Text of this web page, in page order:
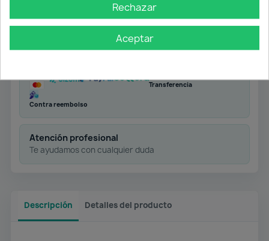
Desde 50 € en península
Transferencia
Contra reembolso
Atención profesional
Te ayudamos con cualquier duda
Descripción Detalles del producto
Rechazar
Aceptar